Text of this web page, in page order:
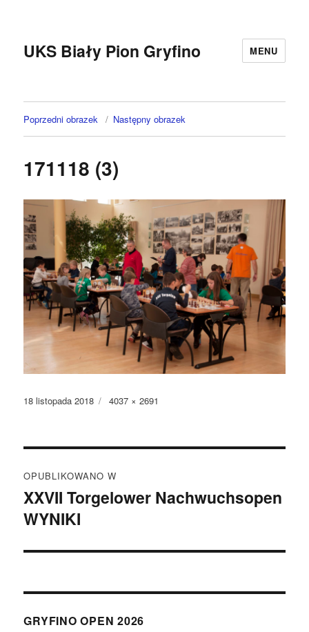
UKS Biały Pion Gryfino MENU
Poprzedni obrazek Następny obrazek
171118 (3)
Data
18 listopada 2018
Pełny
4037 × 2691
wpisu
OPUBLIKOWANO W
XXVII Torgelower Nachwuchsopen
WYNIKI
GRYFINO OPEN 2026